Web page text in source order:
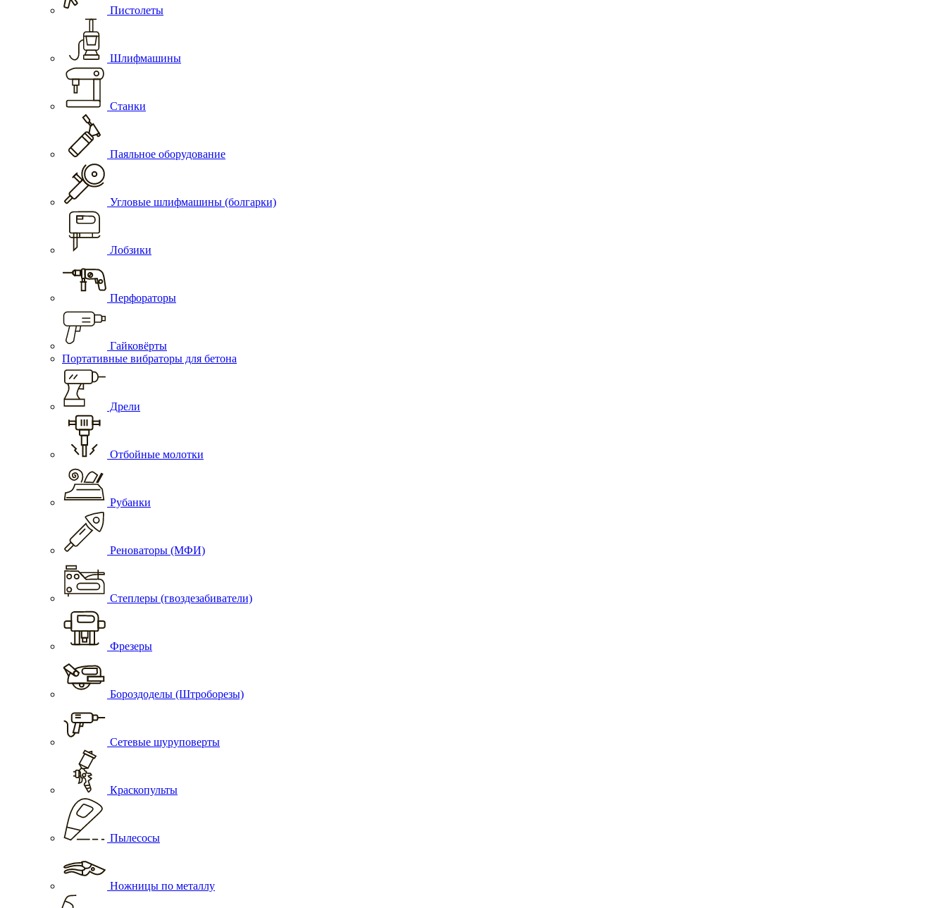
Пистолеты
Шлифмашины
Станки
Паяльное оборудование
Угловые шлифмашины (болгарки)
Лобзики
Перфораторы
Гайковёрты
Портативные вибраторы для бетона
Дрели
Отбойные молотки
Рубанки
Реноваторы (МФИ)
Степлеры (гвоздезабиватели)
Фрезеры
Бороздоделы (Штроборезы)
Сетевые шуруповерты
Краскопульты
Пылесосы
Ножницы по металлу